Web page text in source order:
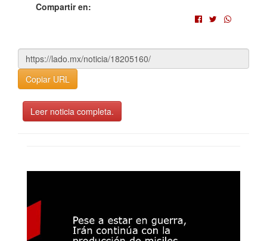
Compartir en:
Copiar URL
Leer noticia completa.